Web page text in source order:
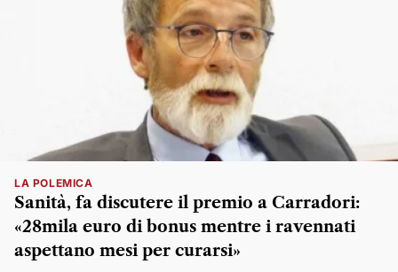
LA POLEMICA
Sanità, fa discutere il premio a Carradori:
«28mila euro di bonus mentre i ravennati
aspettano mesi per curarsi»